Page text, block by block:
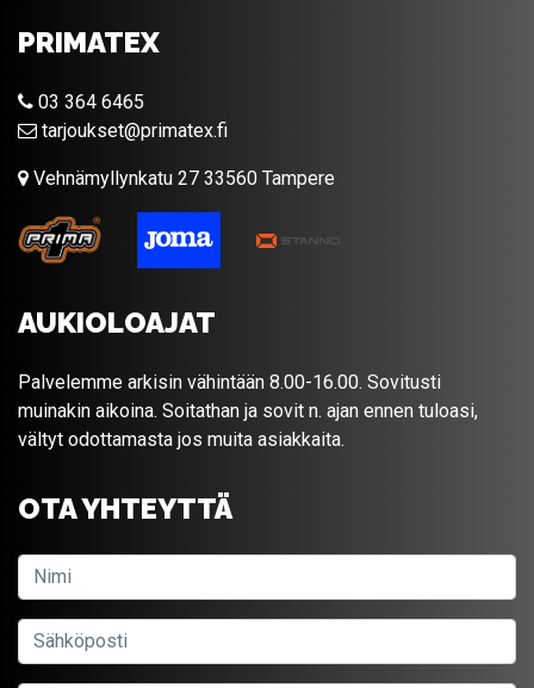
PRIMATEX
03 364 6465
tarjoukset@primatex.fi
Vehnämyllynkatu 27 33560 Tampere
AUKIOLOAJAT
Palvelemme arkisin vähintään 8.00-16.00. Sovitusti
muinakin aikoina. Soitathan ja sovit n. ajan ennen tuloasi,
vältyt odottamasta jos muita asiakkaita.
OTA YHTEYTTÄ